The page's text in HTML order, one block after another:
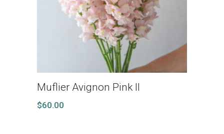
Muflier Avignon Pink II
$60.00